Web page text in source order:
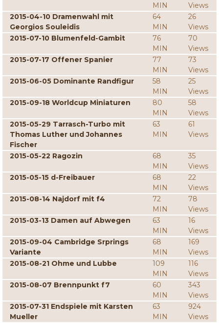
MIN
Views
2015-04-10 Dramenwahl mit
Georgios Souleidis
64
MIN
26
Views
2015-07-10 Blumenfeld-Gambit
76
MIN
70
Views
2015-07-17 Offener Spanier
77
MIN
73
Views
2015-06-05 Dominante Randfigur
58
MIN
25
Views
2015-09-18 Worldcup Miniaturen
80
MIN
58
Views
2015-05-29 Tarrasch-Turbo mit
Thomas Luther und Johannes
Fischer
63
MIN
61
Views
2015-05-22 Ragozin
68
MIN
35
Views
2015-05-15 d-Freibauer
68
MIN
22
Views
2015-08-14 Najdorf mit f4
72
MIN
78
Views
2015-03-13 Damen auf Abwegen
63
MIN
16
Views
2015-09-04 Cambridge Srprings
Variante
68
MIN
169
Views
2015-08-21 Ohme und Lubbe
109
MIN
116
Views
2015-08-07 Brennpunkt f7
60
MIN
343
Views
2015-07-31 Endspiele mit Karsten
Mueller
63
MIN
924
Views